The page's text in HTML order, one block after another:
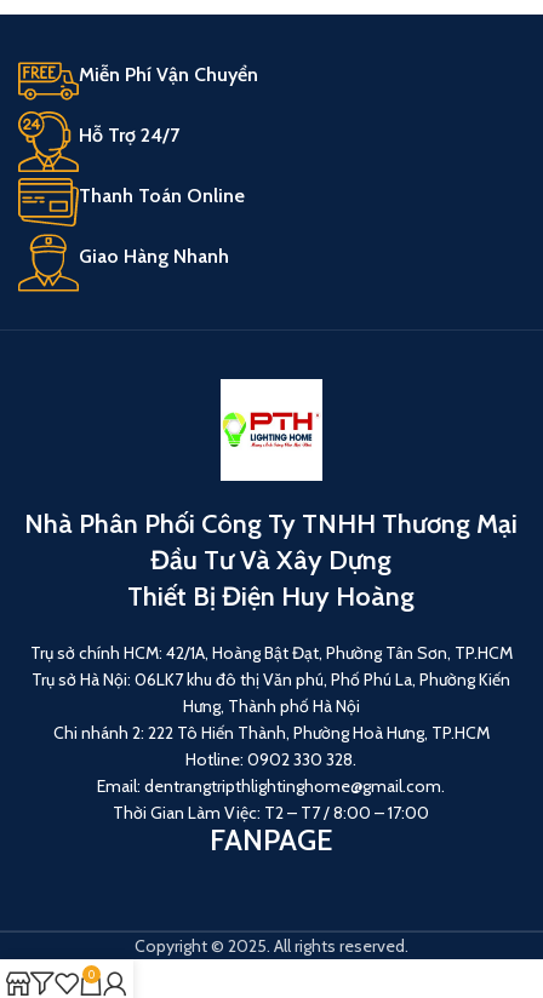
Miễn Phí Vận Chuyển
Hỗ Trợ 24/7
Thanh Toán Online
Giao Hàng Nhanh
Nhà Phân Phối Công Ty TNHH Thương Mại
Đầu Tư Và Xây Dựng
Thiết Bị Điện Huy Hoàng
Trụ sở chính HCM: 42/1A, Hoàng Bật Đạt, Phường Tân Sơn, TP.HCM
Trụ sở Hà Nội: 06LK7 khu đô thị Văn phú, Phố Phú La, Phường Kiến
Hưng, Thành phố Hà Nội
Chi nhánh 2: 222 Tô Hiến Thành, Phường Hoà Hưng, TP.HCM
Hotline: 0902 330 328.
Email: dentrangtripthlightinghome@gmail.com.
Thời Gian Làm Việc: T2 – T7 / 8:00 – 17:00
FANPAGE
Copyright © 2025. All rights reserved.
0